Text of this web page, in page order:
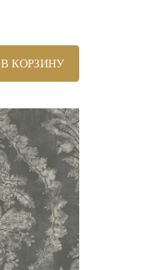
В КОРЗИНУ